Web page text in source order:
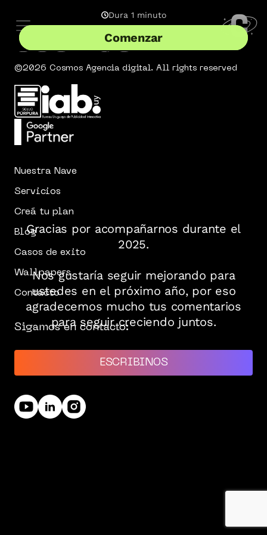
©2026 Cosmos Agencia digital. All rights reserved
Nuestra Nave
Servicios
Creá tu plan
Blog
Casos de exito
Wallpapers
Contacto
Sigamos en contacto:
ESCRIBINOS